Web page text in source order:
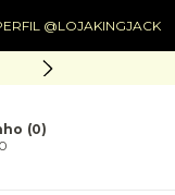
SIGA A
(0)